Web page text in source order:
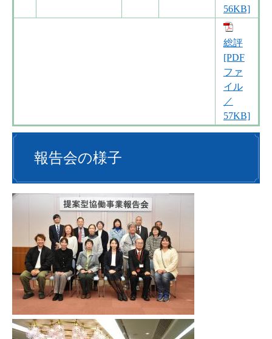
56KB]
総評
[PDF
ファ
イル
／
57KB]
報告会の様子